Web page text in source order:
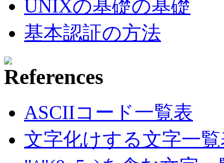
UNIXの基礎の基礎
基本認証の方法
ASCIIコード一覧表
文字化けする文字一